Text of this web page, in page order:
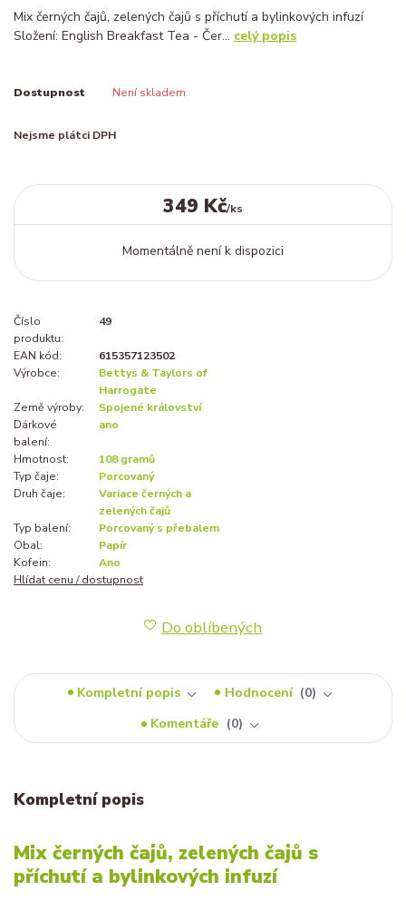
Mix černých čajů, zelených čajů s příchutí a bylinkových infuzí
Složení: English Breakfast Tea - Čer... celý popis
Dostupnost Není skladem
Nejsme plátci DPH
349 Kč/ks
Momentálně není k dispozici
Číslo
produktu:
49
EAN kód:
615357123502
Výrobce:
Bettys & Taylors of
Harrogate
Země výroby:
Spojené království
Dárkové
balení:
ano
Hmotnost:
108 gramů
Typ čaje:
Porcovaný
Druh čaje:
Variace černých a
zelených čajů
Typ balení:
Porcovaný s přebalem
Obal:
Papír
Kofein:
Ano
Hlídat cenu / dostupnost
Do oblíbených
Kompletní popis Hodnocení
0
Komentáře
0
Kompletní popis
Mix černých čajů, zelených čajů s
příchutí a bylinkových infuzí